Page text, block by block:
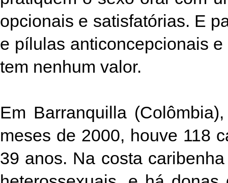
opcionais e satisfatórias. E
e pílulas anticoncepcionais
tem nenhum valor.
Em Barranquilla
meses de 2000, houve 118
39 anos. Na costa